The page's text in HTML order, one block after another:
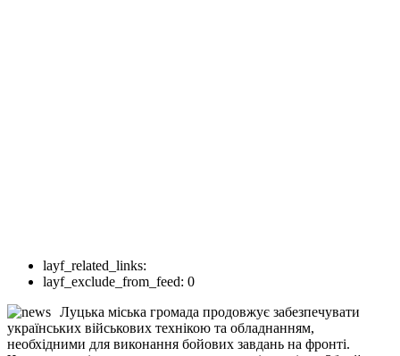
layf_related_links:
layf_exclude_from_feed: 0
Луцька міська громада продовжує забезпечувати
українських військових технікою та обладнанням,
необхідними для виконання бойових завдань на фронті.